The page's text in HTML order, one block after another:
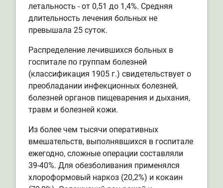
летальность - от 0,51 до 1,4%. Средняя
длительность лечения больных не
превышала 25 суток.
Распределение лечившихся больных в
госпитале по группам болезней
(классификация 1905 г.) свидетельствует о
преобладании инфекционных болезней,
болезней органов пищеварения и дыхания,
травм и болезней кожи.
Из более чем тысячи оперативных
вмешательств, выполнявшихся в госпитале
ежегодно, сложные операции составляли
39-40%. Для обезболивания применялся
хлороформовый наркоз (20,2%) и кокаин